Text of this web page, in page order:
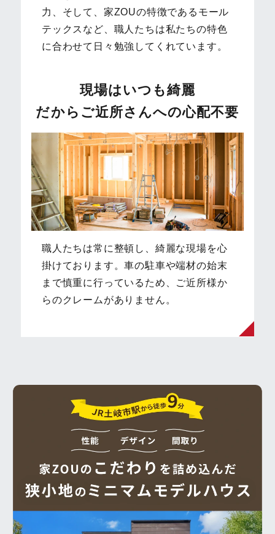
⼒、そして、家ZOUの特徴であるモール
テックスなど、職⼈たちは私たちの特⾊
に合わせて⽇々勉強してくれています。
現場はいつも綺麗
だからご近所さんへの⼼配不要
職⼈たちは常に整頓し、綺麗な現場を⼼
掛けております。⾞の駐⾞や端材の始末
まで慎重に⾏っているため、ご近所様か
らのクレームがありません。